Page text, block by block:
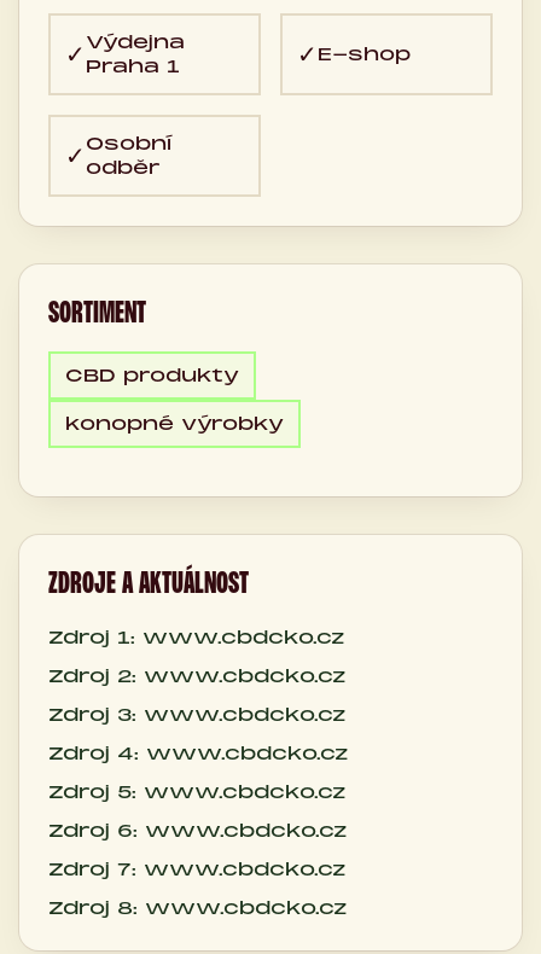
✓ Výdejna
Praha 1
✓ E-shop
✓ Osobní
odběr
SORTIMENT
CBD produkty
konopné výrobky
ZDROJE A AKTUÁLNOST
Zdroj 1: www.cbdcko.cz
Zdroj 2: www.cbdcko.cz
Zdroj 3: www.cbdcko.cz
Zdroj 4: www.cbdcko.cz
Zdroj 5: www.cbdcko.cz
Zdroj 6: www.cbdcko.cz
Zdroj 7: www.cbdcko.cz
Zdroj 8: www.cbdcko.cz